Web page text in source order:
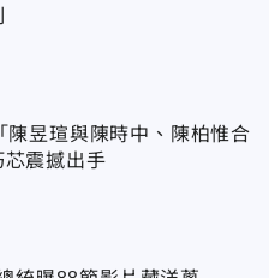
陳昱瑄與陳時中、陳柏惟合
芯震撼出手